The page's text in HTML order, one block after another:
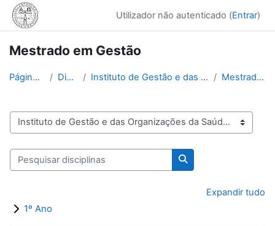
Ir para o conteúdo principal
Utilizador não autenticado (Entrar)
Mestrado em Gestão
Página principal Disciplinas Instituto de Gestão e das Organizações da Saúde (I... Mestrado em Gestão
Categorias de disciplinas
Pesquisar disciplinas
Pesquisar disciplinas
Expandir tudo
1º Ano